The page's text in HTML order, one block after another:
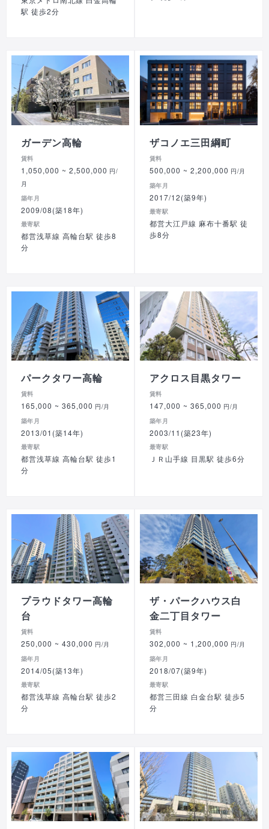
駅 徒歩2分
ガーデン高輪
賃料
1,050,000 ~ 2,500,000 円/
月
築年月
2009/08(築18年)
最寄駅
都営浅草線 高輪台駅 徒歩8
分
ザコノエ三田綱町
賃料
500,000 ~ 2,200,000 円/月
築年月
2017/12(築9年)
最寄駅
都営大江戸線 麻布十番駅 徒
歩8分
パークタワー高輪
賃料
165,000 ~ 365,000 円/月
築年月
2013/01(築14年)
最寄駅
都営浅草線 高輪台駅 徒歩1
分
アクロス目黒タワー
賃料
147,000 ~ 365,000 円/月
築年月
2003/11(築23年)
最寄駅
ＪＲ山手線 目黒駅 徒歩6分
プラウドタワー高輪
台
賃料
250,000 ~ 430,000 円/月
築年月
2014/05(築13年)
最寄駅
都営浅草線 高輪台駅 徒歩2
分
ザ・パークハウス白
金二丁目タワー
賃料
302,000 ~ 1,200,000 円/月
築年月
2018/07(築9年)
最寄駅
都営三田線 白金台駅 徒歩5
分